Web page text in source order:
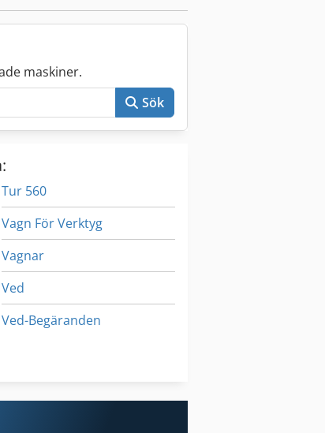
maskiner.
Sök
Tur 560
Vagn För Verktyg
Vagnar
Ved
Ved-Begäranden